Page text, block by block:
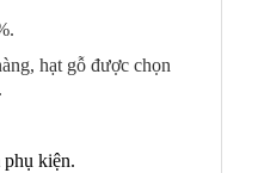
hạt gỗ được chọn
phụ kiện.